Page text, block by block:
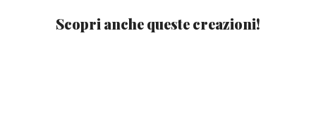
Scopri anche queste creazioni!